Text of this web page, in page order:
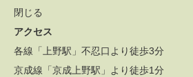
閉じる
アクセス
各線「上野駅」不忍口より徒歩3分
京成線「京成上野駅」より徒歩1分